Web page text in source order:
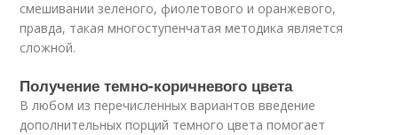
смешивании зеленого, фиолетового и оранжевого,
правда, такая многоступенчатая методика является
сложной.
Получение темно-коричневого цвета
В любом из перечисленных вариантов введение
дополнительных порций темного цвета помогает